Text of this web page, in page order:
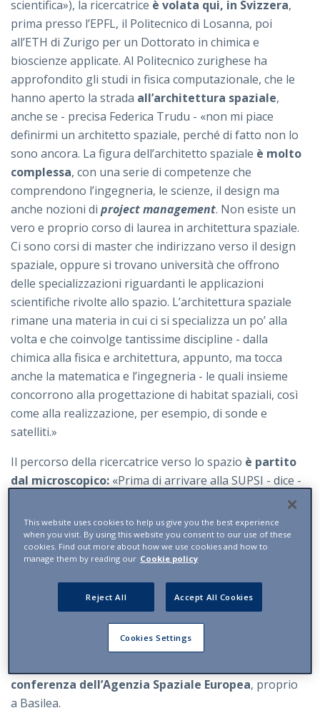
scientifica»), la ricercatrice è volata qui, in Svizzera,
prima presso l’EPFL, il Politecnico di Losanna, poi
all’ETH di Zurigo per un Dottorato in chimica e
bioscienze applicate. Al Politecnico zurighese ha
approfondito gli studi in fisica computazionale, che le
hanno aperto la strada all’architettura spaziale,
anche se - precisa Federica Trudu - «non mi piace
definirmi un architetto spaziale, perché di fatto non lo
sono ancora. La figura dell’architetto spaziale è molto
complessa, con una serie di competenze che
comprendono l’ingegneria, le scienze, il design ma
anche nozioni di project management. Non esiste un
vero e proprio corso di laurea in architettura spaziale.
Ci sono corsi di master che indirizzano verso il design
spaziale, oppure si trovano università che offrono
delle specializzazioni riguardanti le applicazioni
scientifiche rivolte allo spazio. L’architettura spaziale
rimane una materia in cui ci si specializza un po’ alla
volta e che coinvolge tantissime discipline - dalla
chimica alla fisica e architettura, appunto, ma tocca
anche la matematica e l’ingegneria - le quali insieme
concorrono alla progettazione di habitat spaziali, così
come alla realizzazione, per esempio, di sonde e
satelliti.»
Il percorso della ricercatrice verso lo spazio è partito
dal microscopico: «Prima di arrivare alla SUPSI - dice -
, e ho scritto molti
codici di simulazione numerica per studiare materiali,
metalli, transizioni di fase di minerali sottoposti ad alte
pressioni. Insomma, tutto il mio lavoro è stato a lungo
molecolare e riguardanti scale di tempo molto piccole
(parlo di picosecondi, pari a un millesimo di
miliardesimo di secondo).» La svolta arriva, come
dicevamo, grazie l’incontro con il professor Nikolaus
conferenza dell’Agenzia Spaziale Europea, proprio
a Basilea.
This website uses cookies to help us give you the best experience
when you visit. By using this website you consent to our use of these
cookies. Find out more about how we use cookies and how to
manage them by reading our Cookie policy
Reject All Accept All Cookies
Cookies Settings